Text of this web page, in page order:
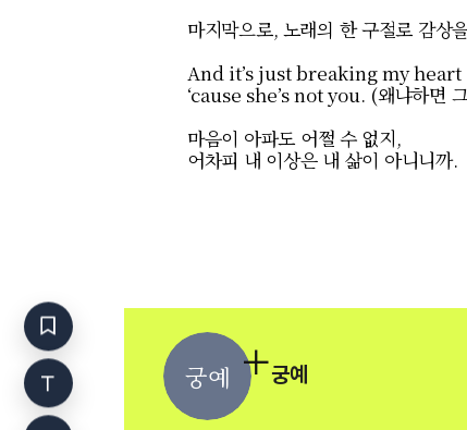
마지막으로, 노래의 한 구절로 감상
And it’s just breaking my heart
‘cause she’s not you. (왜냐하면
마음이 아파도 어쩔 수 없지,
어차피 내 이상은 내 삶이 아니니까.
궁예 궁예